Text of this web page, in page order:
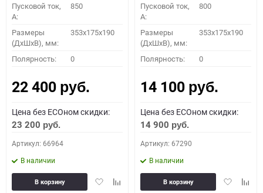
Пусковой ток,
A:
850
Размеры
(ДхШхВ), мм:
353x175x190
Полярность: 0
22 400 руб.
Цена без ECOном скидки:
23 200 руб.
Артикул: 66964
В наличии
ДобавитьДобавить
В корзину
Пусковой ток,
A:
800
Размеры
(ДхШхВ), мм:
353x175x190
Полярность: 0
14 100 руб.
Цена без ECOном скидки:
14 900 руб.
Артикул: 67290
В наличии
Добавить
В корзину